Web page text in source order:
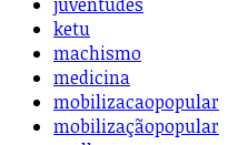
ketu
machismo
medicina
mobilizacaopopular
mobilizaçãopopular